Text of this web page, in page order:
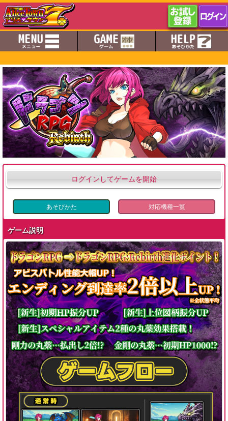
ログインしてゲームを開始
あそびかた 対応機種一覧
ゲーム説明